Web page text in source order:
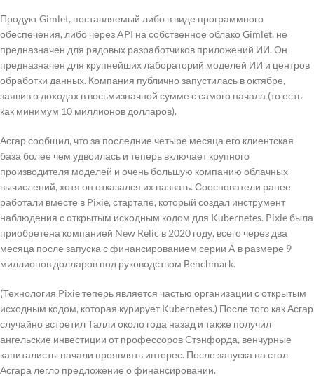
Продукт Gimlet, поставляемый либо в виде программного
обеспечения, либо через API на собственное облако Gimlet, не
предназначен для рядовых разработчиков приложений ИИ. Он
предназначен для крупнейших лабораторий моделей ИИ и центров
обработки данных. Компания публично запустилась в октябре,
заявив о доходах в восьмизначной сумме с самого начала (то есть
как минимум 10 миллионов долларов).
Асгар сообщил, что за последние четыре месяца его клиентская
база более чем удвоилась и теперь включает крупного
производителя моделей и очень большую компанию облачных
вычислений, хотя он отказался их назвать. Сооснователи ранее
работали вместе в Pixie, стартапе, который создал инструмент
наблюдения с открытым исходным кодом для Kubernetes. Pixie была
приобретена компанией New Relic в 2020 году, всего через два
месяца после запуска с финансированием серии A в размере 9
миллионов долларов под руководством Benchmark.
(Технология Pixie теперь является частью организации с открытым
исходным кодом, которая курирует Kubernetes.) После того как Асгар
случайно встретил Талли около года назад и также получил
ангельские инвестиции от профессоров Стэнфорда, венчурные
капиталисты начали проявлять интерес. После запуска на стол
Асгара легло предложение о финансировании.